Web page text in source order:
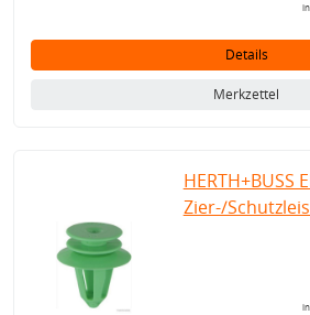
Details
Merkzettel
HERTH+BUSS
Zier-/